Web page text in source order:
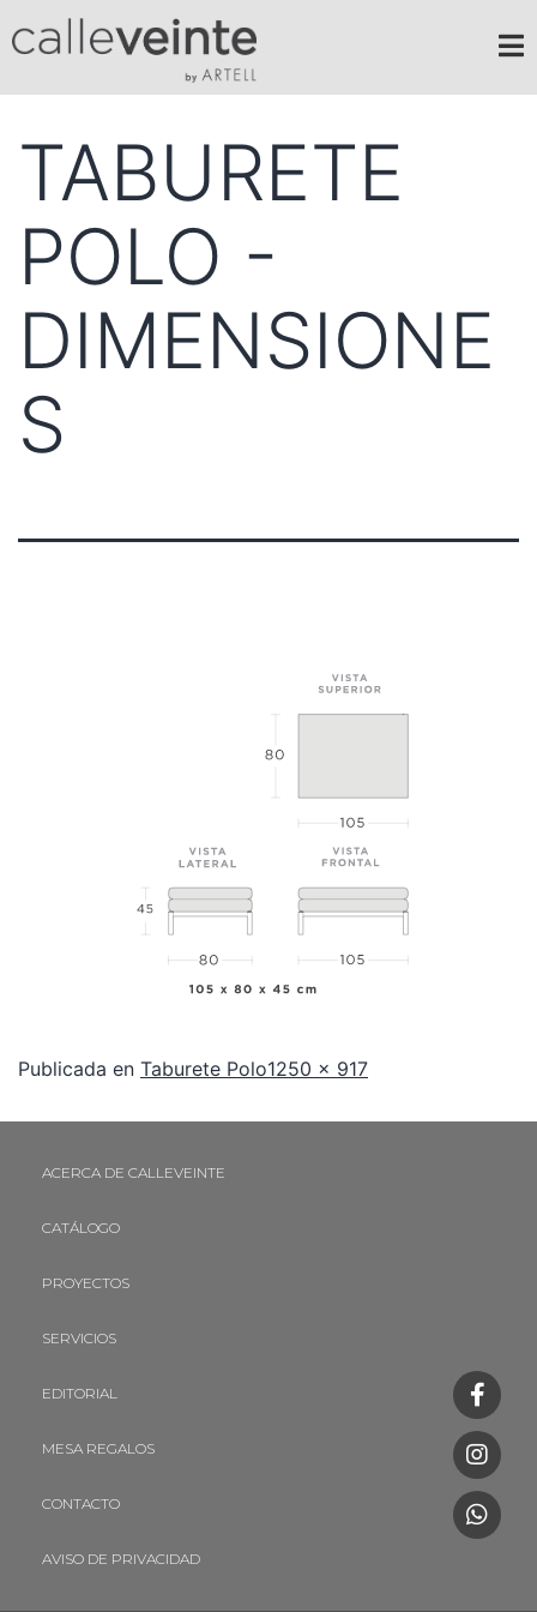
TABURETE
POLO -
DIMENSIONE
S
Publicada en Taburete Polo1250 × 917
ACERCA DE CALLEVEINTE
CATÁLOGO
PROYECTOS
SERVICIOS
EDITORIAL
MESA REGALOS
CONTACTO
AVISO DE PRIVACIDAD